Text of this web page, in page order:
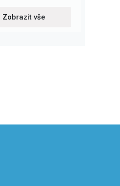
Zobrazit vše